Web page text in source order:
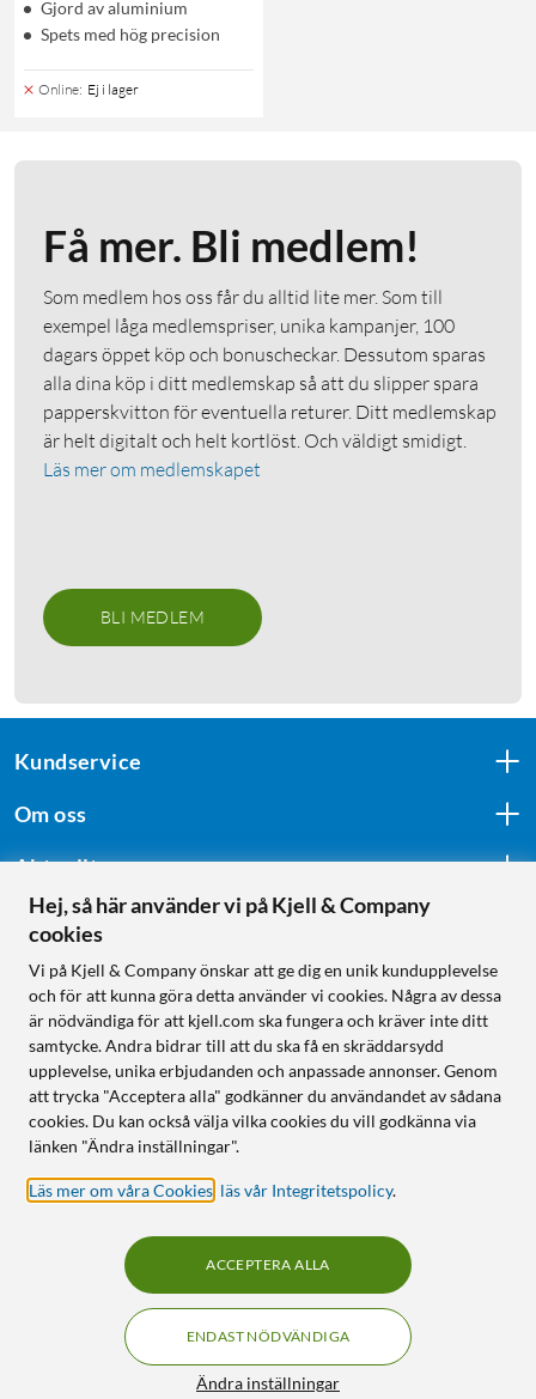
Gjord av aluminium
Spets med hög precision
Online: Ej i lager
Få mer. Bli medlem!
Som medlem hos oss får du alltid lite mer. Som till
exempel låga medlemspriser, unika kampanjer, 100
dagars öppet köp och bonuscheckar. Dessutom sparas
alla dina köp i ditt medlemskap så att du slipper spara
papperskvitton för eventuella returer. Ditt medlemskap
är helt digitalt och helt kortlöst. Och väldigt smidigt.
Läs mer om medlemskapet
BLI MEDLEM
Kundservice
Om oss
Aktuellt
Följ oss
Handla från:
Sverige
Norge
KUNSKAP OCH TILLBEHÖR TILL
HEMELEKTRONIK
Hej, så här använder vi på Kjell & Company
cookies
Vi på Kjell & Company önskar att ge dig en unik kundupplevelse
och för att kunna göra detta använder vi cookies. Några av dessa
är nödvändiga för att kjell.com ska fungera och kräver inte ditt
samtycke. Andra bidrar till att du ska få en skräddarsydd
upplevelse, unika erbjudanden och anpassade annonser. Genom
att trycka "Acceptera alla" godkänner du användandet av sådana
cookies. Du kan också välja vilka cookies du vill godkänna via
länken "Ändra inställningar".
Läs mer om våra Cookies läs vår Integritetspolicy.
Ändra inställningar
ENDAST NÖDVÄNDIGA
ACCEPTERA ALLA